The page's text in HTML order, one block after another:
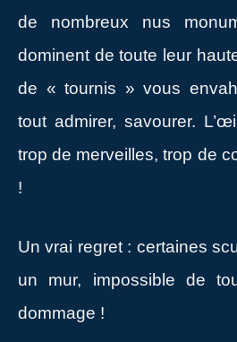
de nombreux nus
dominent de toute leur
de « tournis » vous
tout admirer, savourer.
trop de merveilles, trop de
!
Un vrai regret : certaines
un mur, impossible de
dommage !